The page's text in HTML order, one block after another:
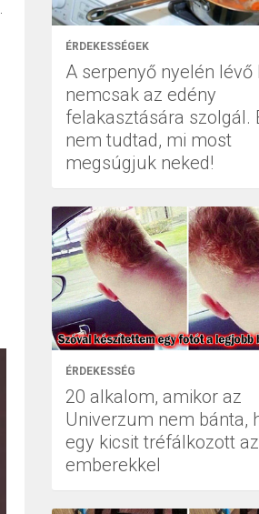
ÉRDEKESSÉGEK
A serpenyő nyelén lévő
nemcsak az edény
felakasztására szolgál.
nem tudtad, mi most
megsúgjuk neked!
ÉRDEKESSÉG
20 alkalom, amikor az
Univerzum nem bánta,
egy kicsit tréfálkozott az
emberekkel